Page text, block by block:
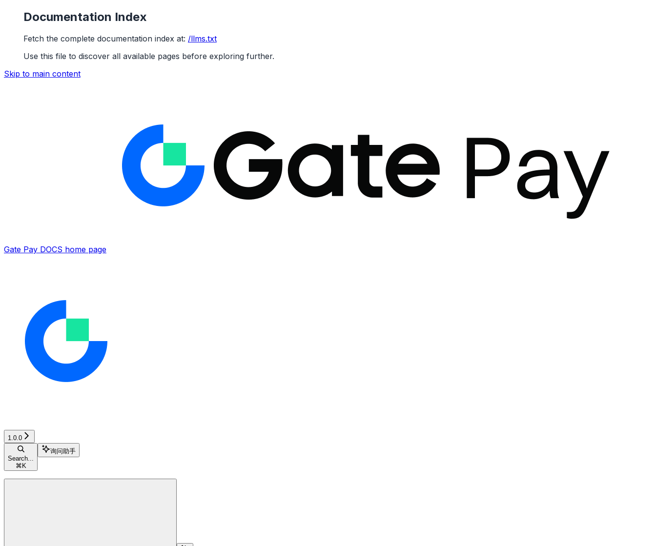
Documentation Index
Fetch the complete documentation index at: /llms.txt
Use this file to discover all available pages before exploring further.
Skip to main content
Gate Pay DOCS home page
1.0.0
Search...
⌘ K
询问助手